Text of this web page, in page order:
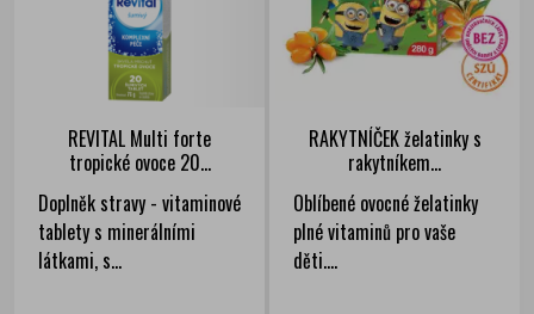
REVITAL Multi forte
tropické ovoce 20...
Doplněk stravy - vitaminové
tablety s minerálními
látkami, s...
RAKYTNÍČEK želatinky s
rakytníkem...
Oblíbené ovocné želatinky
plné vitaminů pro vaše
děti....